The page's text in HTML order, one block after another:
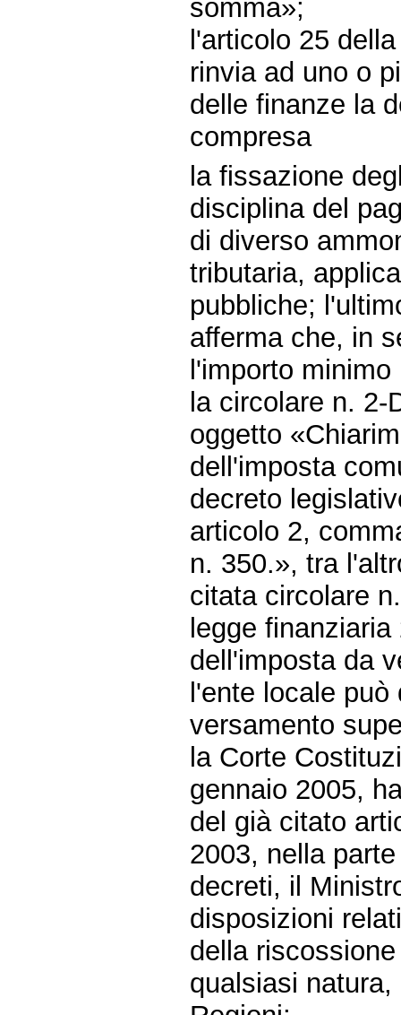
somma»;
l'articolo 25
rinvia ad uno o
delle finanze la
compresa
la fissazione
disciplina del
di diverso
tributaria,
pubbliche;
afferma che, in
l'importo
la circolare n. 2-
oggetto
dell'imposta
decreto
articolo 2,
n. 350.», tra
citata circolare
legge
dell'imposta da
l'ente locale può
versamento
la Corte
gennaio 2005,
del già citato
2003, nella
decreti, il
disposizioni
della
qualsiasi